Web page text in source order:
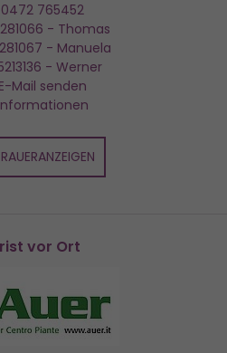
0472 765452
- Thomas
- Manuela
- Werner
E-Mail senden
vor Ort